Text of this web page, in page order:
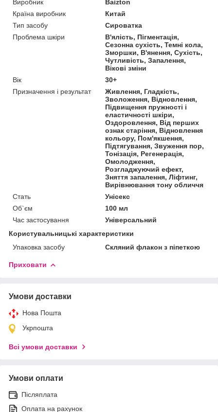
Виробник
Baizton
Країна виробник
Китай
Тип засобу
Сироватка
Проблема шкіри
В'ялість, Пігментація,
Сезонна сухість, Темні кола,
Зморшки, В'янення, Сухість,
Чутливість, Запалення,
Вікові зміни
Вік
30+
Призначення і результат
Живлення, Гладкість,
Зволоження, Відновлення,
Підвищення пружності і
еластичності шкіри,
Оздоровлення, Від перших
ознак старіння, Відновлення
кольору, Пом'якшення,
Підтягування, Звуження пор,
Тонізація, Регенерація,
Омолодження,
Розгладжуючий ефект,
Зняття запалення, Ліфтинг,
Вирівнювання тону обличчя
Стать
Унісекс
Об`єм
100 мл
Час застосування
Універсальний
Користувальницькі характеристики
Упаковка засобу
Скляний флакон з піпеткою
Приховати
Умови доставки
Нова Пошта
Укрпошта
Всі умови доставки
Умови оплати
Післяплата
Оплата на рахунок